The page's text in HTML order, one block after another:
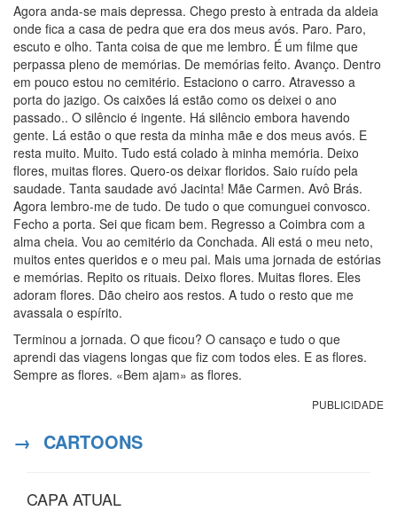
Agora anda-se mais depressa. Chego presto à entrada da aldeia
onde fica a casa de pedra que era dos meus avós. Paro. Paro,
escuto e olho. Tanta coisa de que me lembro. É um filme que
perpassa pleno de memórias. De memórias feito. Avanço. Dentro
em pouco estou no cemitério. Estaciono o carro. Atravesso a
porta do jazigo. Os caixões lá estão como os deixei o ano
passado.. O silêncio é ingente. Há silêncio embora havendo
gente. Lá estão o que resta da minha mãe e dos meus avós. E
resta muito. Muito. Tudo está colado à minha memória. Deixo
flores, muitas flores. Quero-os deixar floridos. Saio ruído pela
saudade. Tanta saudade avó Jacinta! Mãe Carmen. Avô Brás.
Agora lembro-me de tudo. De tudo o que comunguei convosco.
Fecho a porta. Sei que ficam bem. Regresso a Coimbra com a
alma cheia. Vou ao cemitério da Conchada. Ali está o meu neto,
muitos entes queridos e o meu pai. Mais uma jornada de estórias
e memórias. Repito os rituais. Deixo flores. Muitas flores. Eles
adoram flores. Dão cheiro aos restos. A tudo o resto que me
avassala o espírito.
Terminou a jornada. O que ficou? O cansaço e tudo o que
aprendi das viagens longas que fiz com todos eles. E as flores.
Sempre as flores. «Bem ajam» as flores.
PUBLICIDADE
→ CARTOONS
CAPA ATUAL